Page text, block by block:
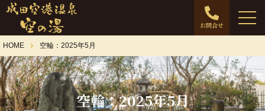
お問合せ
HOME 空輪：2025年5月
空輪：2025年5月